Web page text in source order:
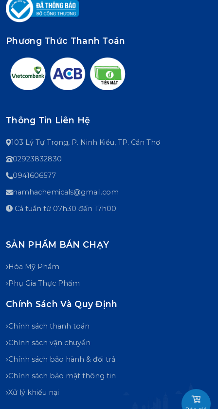
Phương Thức Thanh Toán
Thông Tin Liên Hệ
103 Lý Tự Trọng, P. Ninh Kiều, TP. Cần Thơ
02923832830
0941606577
namhachemicals@gmail.com
Cả tuần từ 07h30 đến 17h00
SẢN PHẨM BÁN CHẠY
Hóa Mỹ Phẩm
Phụ Gia Thực Phẩm
Chính Sách Và Quy Định
Chính sách thanh toán
Chính sách vận chuyển
Chính sách bảo hành & đổi trả
Chính sách bảo mật thông tin
Xử lý khiếu nại